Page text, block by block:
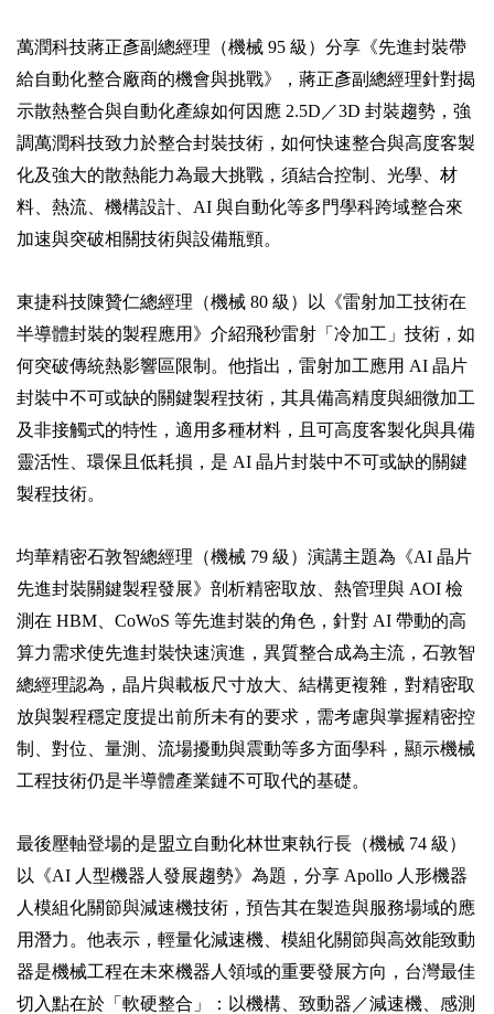
萬潤科技蔣正彥副總經理（機械 95 級）分享《先進封裝帶
給自動化整合廠商的機會與挑戰》，蔣正彥副總經理針對揭
示散熱整合與自動化產線如何因應 2.5D／3D 封裝趨勢，強
調萬潤科技致力於整合封裝技術，如何快速整合與高度客製
化及強大的散熱能力為最大挑戰，須結合控制、光學、材
料、熱流、機構設計、AI 與自動化等多門學科跨域整合來
加速與突破相關技術與設備瓶頸。
東捷科技陳贊仁總經理（機械 80 級）以《雷射加工技術在
半導體封裝的製程應用》介紹飛秒雷射「冷加工」技術，如
何突破傳統熱影響區限制。他指出，雷射加工應用 AI 晶片
封裝中不可或缺的關鍵製程技術，其具備高精度與細微加工
及非接觸式的特性，適用多種材料，且可高度客製化與具備
靈活性、環保且低耗損，是 AI 晶片封裝中不可或缺的關鍵
製程技術。
均華精密石敦智總經理（機械 79 級）演講主題為《AI 晶片
先進封裝關鍵製程發展》剖析精密取放、熱管理與 AOI 檢
測在 HBM、CoWoS 等先進封裝的角色，針對 AI 帶動的高
算力需求使先進封裝快速演進，異質整合成為主流，石敦智
總經理認為，晶片與載板尺寸放大、結構更複雜，對精密取
放與製程穩定度提出前所未有的要求，需考慮與掌握精密控
制、對位、量測、流場擾動與震動等多方面學科，顯示機械
工程技術仍是半導體產業鏈不可取代的基礎。
最後壓軸登場的是盟立自動化林世東執行長（機械 74 級）
以《AI 人型機器人發展趨勢》為題，分享 Apollo 人形機器
人模組化關節與減速機技術，預告其在製造與服務場域的應
用潛力。他表示，輕量化減速機、模組化關節與高效能致動
器是機械工程在未來機器人領域的重要發展方向，台灣最佳
切入點在於「軟硬整合」：以機構、致動器／減速機、感測